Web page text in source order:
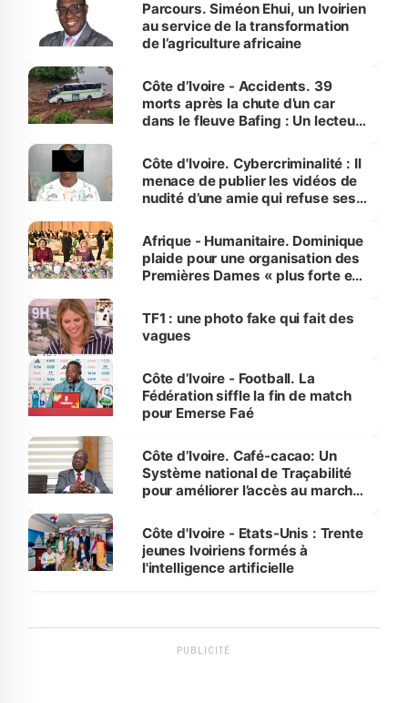
Parcours. Siméon Ehui, un Ivoirien
au service de la transformation
de l’agriculture africaine
Côte d’Ivoire - Accidents. 39
morts après la chute d’un car
dans le fleuve Bafing : Un lecteur
des Transports
Côte d'Ivoire. Cybercriminalité : Il
menace de publier les vidéos de
nudité d’une amie qui refuse ses
Afrique - Humanitaire. Dominique
plaide pour une organisation des
Premières Dames « plus forte et
sur la scène internationale »
TF1 : une photo fake qui fait des
vagues
Côte d’Ivoire - Football. La
Fédération siffle la fin de match
pour Emerse Faé
Côte d’Ivoire. Café-cacao: Un
Système national de Traçabilité
pour améliorer l’accès au marché
Côte d'Ivoire - Etats-Unis : Trente
jeunes Ivoiriens formés à
l'intelligence artificielle
PUBLICITÉ